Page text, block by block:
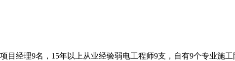
经理9名，15年以上从业经验弱电工程师9支，自有9个专业施